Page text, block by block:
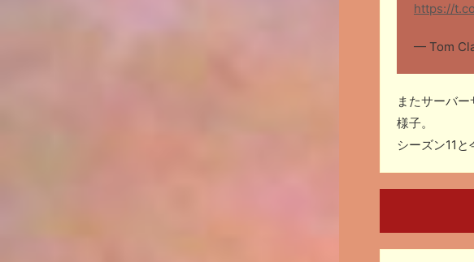
https://
— Tom
またサーバ
様子。
シーズン11